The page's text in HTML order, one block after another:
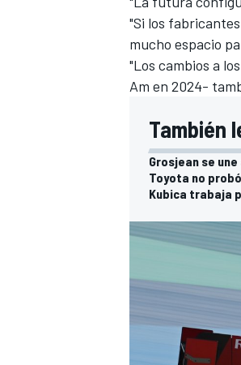
"Si los
mucho espacio
"Los cambios a
Am en 2024-
También
Grosjean se
Toyota no
Kubica trabaja